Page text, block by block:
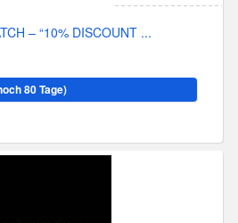
– “10% DISCOUNT ...
80 Tage)